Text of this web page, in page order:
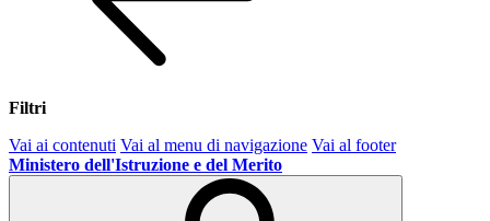
Filtri
Vai ai contenuti Vai al menu di navigazione Vai al footer
Ministero dell'Istruzione e del Merito